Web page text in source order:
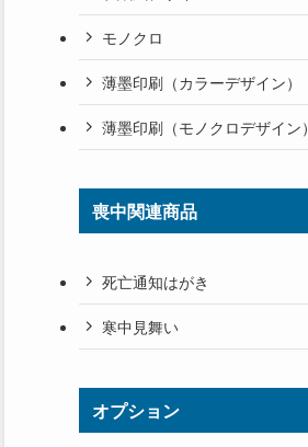
モノクロ
薄墨印刷（カラーデザイン）
薄墨印刷（モノクロデザイン）
喪中関連商品
死亡通知はがき
寒中見舞い
オプション